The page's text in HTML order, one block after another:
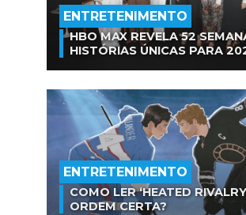
ENTRETENIMENTO
HBO MAX REVELA 52
HISTÓRIAS ÚNICAS PARA
ENTRETENIMENTO
COMO LER ‘HEATED
ORDEM CERTA?